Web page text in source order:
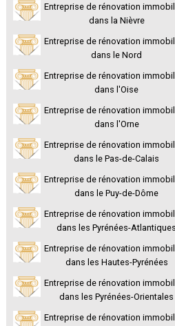
Entreprise de rénovation
dans la Nièvre
Entreprise de rénovation
dans le Nord
Entreprise de rénovation
dans l'Oise
Entreprise de rénovation
dans l'Orne
Entreprise de rénovation
dans le Pas-de-Calais
Entreprise de rénovation
dans le Puy-de-Dôme
Entreprise de rénovation
dans les Pyrénées-Atlantiques
Entreprise de rénovation
dans les Hautes-Pyrénées
Entreprise de rénovation
dans les Pyrénées-Orientales
Entreprise de rénovation